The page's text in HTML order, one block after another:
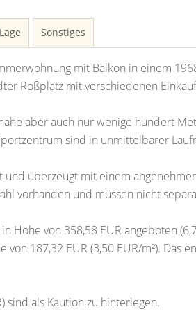
Lage Sonstiges
mit Balkon in einem
Roßplatz mit verschiedenen
aber auch nur wenige hundert
sind in unmittelbarer
überzeugt mit einem
vorhanden und müssen nicht
Höhe von 358,58 EUR angeboten
187,32 EUR (3,50 EUR/m²). Das
sind als Kaution zu hinterlegen.